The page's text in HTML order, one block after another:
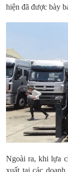
hiện đã được bày
Ngoài ra, khi lựa
xuất tại các